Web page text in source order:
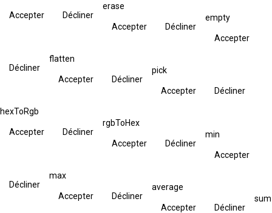
Accepter Décliner
erase
Accepter Décliner
empty
Accepter
Décliner
flatten
Accepter Décliner
pick
Accepter Décliner
hexToRgb
Accepter Décliner
rgbToHex
Accepter Décliner
min
Accepter
Décliner
max
Accepter Décliner
average
Accepter Décliner
sum